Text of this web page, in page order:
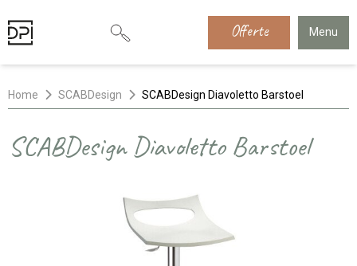
Offerte Menu
Home SCABDesign SCABDesign Diavoletto Barstoel
SCABDesign Diavoletto Barstoel